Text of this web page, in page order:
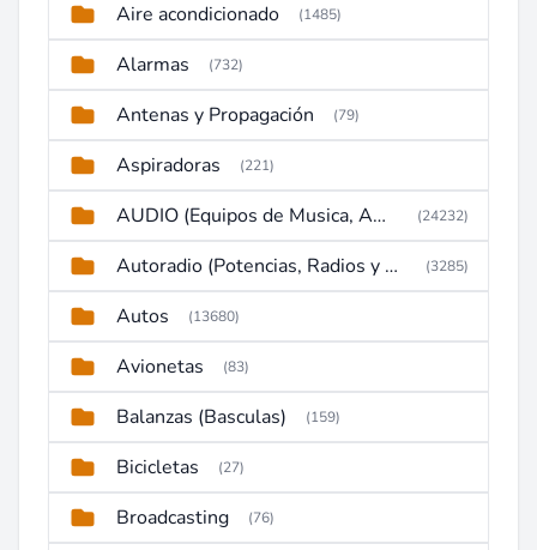
Aire acondicionado (1485)
Alarmas (732)
Antenas y Propagación (79)
Aspiradoras (221)
AUDIO (Equipos de Musica, Amplificadores, Reproductores, Etc) (24232)
Autoradio (Potencias, Radios y DVD) (3285)
Autos (13680)
Avionetas (83)
Balanzas (Basculas) (159)
Bicicletas (27)
Broadcasting (76)